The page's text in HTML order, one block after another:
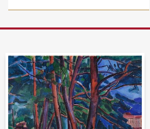
Auction Day 95